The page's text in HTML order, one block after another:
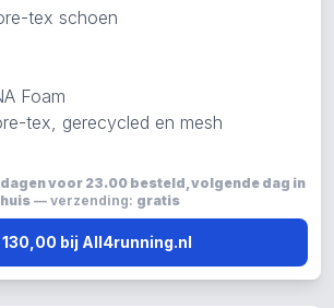
tex schoen
Foam
tex, gerecycled en mesh
voor 23.00 besteld, volgende dag in
huis— verzending: gratis
bij All4running.nl